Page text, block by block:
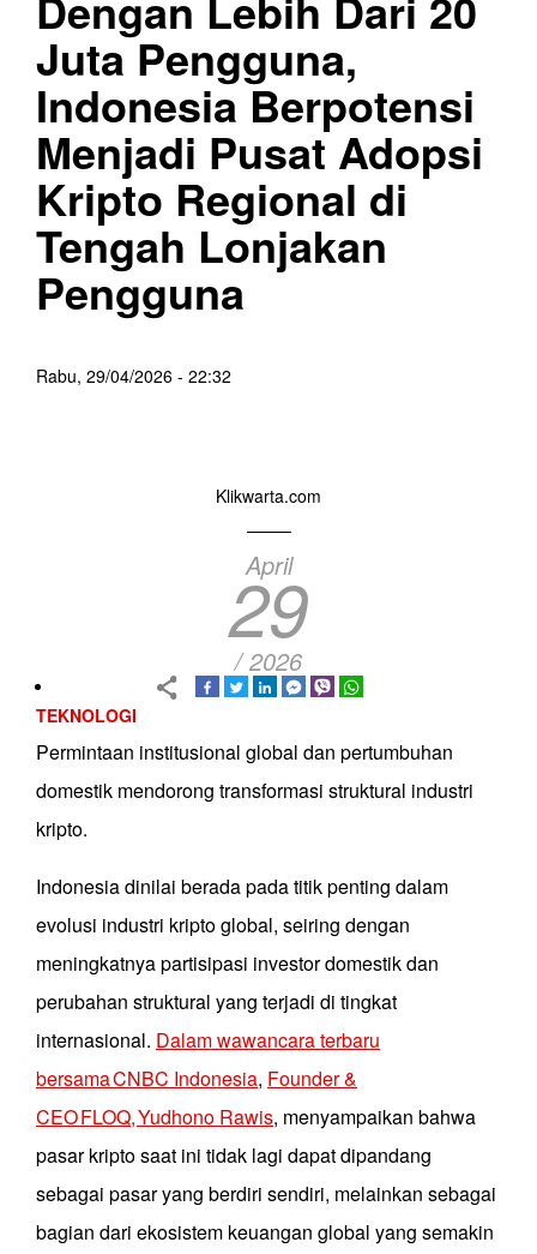
Juta Pengguna,
Indonesia Berpotensi
Menjadi Pusat Adopsi
Kripto Regional di
Tengah Lonjakan
Pengguna
Rabu, 29/04/2026 - 22:32
Klikwarta.com
April
29
/ 2026
TEKNOLOGI
Permintaan institusional global dan pertumbuhan
domestik mendorong transformasi struktural industri
kripto.
Indonesia dinilai berada pada titik penting dalam
evolusi industri kripto global, seiring dengan
meningkatnya partisipasi investor domestik dan
perubahan struktural yang terjadi di tingkat
internasional. Dalam wawancara terbaru
bersama CNBC Indonesia, Founder &
CEO FLOQ, Yudhono Rawis, menyampaikan bahwa
pasar kripto saat ini tidak lagi dapat dipandang
sebagai pasar yang berdiri sendiri, melainkan sebagai
bagian dari ekosistem keuangan global yang semakin